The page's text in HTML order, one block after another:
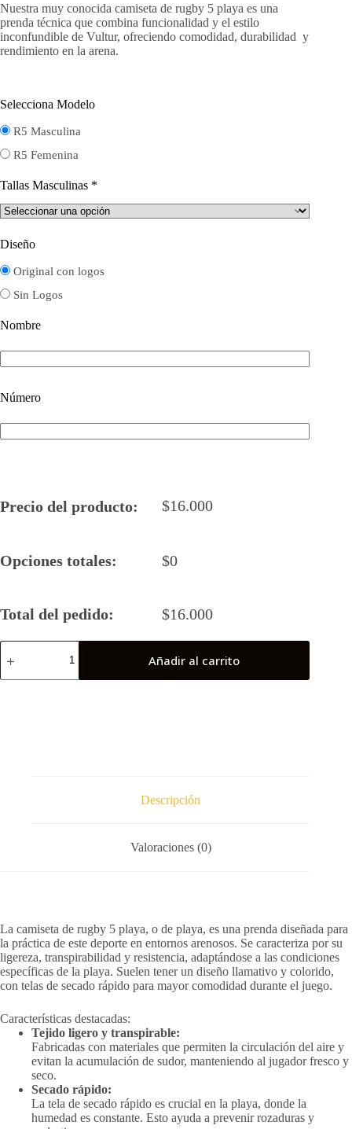
original
era:
$16.000.
actual
es:
$12.000.
Nuestra muy conocida camiseta de rugby 5 playa es una
prenda técnica que combina funcionalidad y el estilo
inconfundible de Vultur, ofreciendo comodidad, durabilidad y
rendimiento en la arena.
Selecciona Modelo
R5 Masculina
R5 Femenina
Tallas Masculinas *
Diseño
Original con logos
Sin Logos
Nombre
Número
Precio del producto: $16.000
Opciones totales: $0
Total del pedido: $16.000
Camiseta
Rugby
Añadir al carrito
Descripción
Valoraciones (0)
La camiseta de rugby 5 playa, o de playa, es una prenda diseñada para
la práctica de este deporte en entornos arenosos. Se caracteriza por su
ligereza, transpirabilidad y resistencia, adaptándose a las condiciones
específicas de la playa. Suelen tener un diseño llamativo y colorido,
con telas de secado rápido para mayor comodidad durante el juego.
Características destacadas:
Tejido ligero y transpirable:
Fabricadas con materiales que permiten la circulación del aire y
evitan la acumulación de sudor, manteniendo al jugador fresco y
seco.
Secado rápido:
La tela de secado rápido es crucial en la playa, donde la
humedad es constante. Esto ayuda a prevenir rozaduras y